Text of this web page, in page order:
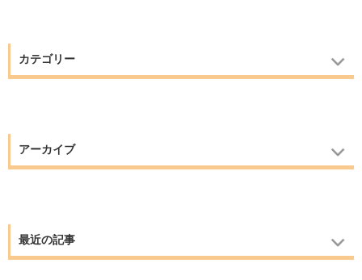
カテゴリー
アーカイブ
最近の記事